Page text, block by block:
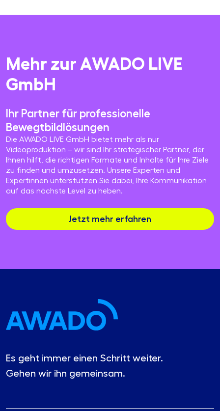
Mehr zur AWADO LIVE
GmbH
Ihr Partner für professionelle
Bewegtbildlösungen
Die AWADO LIVE GmbH bietet mehr als nur
Videoproduktion – wir sind Ihr strategischer Partner, der
Ihnen hilft, die richtigen Formate und Inhalte für Ihre Ziele
zu finden und umzusetzen. Unsere Experten und
Expertinnen unterstützen Sie dabei, Ihre Kommunikation
auf das nächste Level zu heben.
Jetzt mehr erfahren
Es geht immer einen Schritt weiter.
Gehen wir ihn gemeinsam.